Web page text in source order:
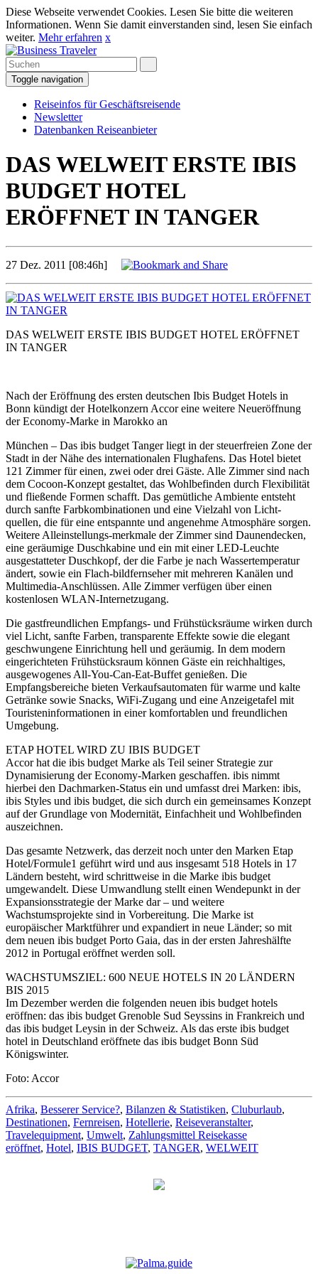
Diese Webseite verwendet Cookies. Lesen Sie bitte die weiteren
Informationen. Wenn Sie damit einverstanden sind, lesen Sie einfach
weiter. Mehr erfahren x
Toggle navigation
Reiseinfos für Geschäftsreisende
Newsletter
Datenbanken Reiseanbieter
DAS WELWEIT ERSTE IBIS
BUDGET HOTEL
ERÖFFNET IN TANGER
27 Dez. 2011 [08:46h]
DAS WELWEIT ERSTE IBIS BUDGET HOTEL ERÖFFNET
IN TANGER
Nach der Eröffnung des ersten deutschen Ibis Budget Hotels in
Bonn kündigt der Hotelkonzern Accor eine weitere Neueröffnung
der Economy-Marke in Marokko an
München – Das ibis budget Tanger liegt in der steuerfreien Zone der
Stadt in der Nähe des internationalen Flughafens. Das Hotel bietet
121 Zimmer für einen, zwei oder drei Gäste. Alle Zimmer sind nach
dem Cocoon-Konzept gestaltet, das Wohlbefinden durch Flexibilität
und fließende Formen schafft. Das gemütliche Ambiente entsteht
durch sanfte Farbkombinationen und eine Vielzahl von Licht-
quellen, die für eine entspannte und angenehme Atmosphäre sorgen.
Weitere Alleinstellungs-merkmale der Zimmer sind Daunendecken,
eine geräumige Duschkabine und ein mit einer LED-Leuchte
ausgestatteter Duschkopf, der die Farbe je nach Wassertemperatur
ändert, sowie ein Flach-bildfernseher mit mehreren Kanälen und
Multimedia-Anschlüssen. Alle Zimmer verfügen über einen
kostenlosen WLAN-Internetzugang.
Die gastfreundlichen Empfangs- und Frühstücksräume wirken durch
viel Licht, sanfte Farben, transparente Effekte sowie die elegant
geschwungene Einrichtung hell und geräumig. In dem modern
eingerichteten Frühstücksraum können Gäste ein reichhaltiges,
ausgewogenes All-You-Can-Eat-Buffet genießen. Die
Empfangsbereiche bieten Verkaufsautomaten für warme und kalte
Getränke sowie Snacks, WiFi-Zugang und eine Anzeigetafel mit
Touristeninformationen in einer komfortablen und freundlichen
Umgebung.
ETAP HOTEL WIRD ZU IBIS BUDGET
Accor hat die ibis budget Marke als Teil seiner Strategie zur
Dynamisierung der Economy-Marken geschaffen. ibis nimmt
hierbei den Dachmarken-Status ein und umfasst drei Marken: ibis,
ibis Styles und ibis budget, die sich durch ein gemeinsames Konzept
auf der Grundlage von Modernität, Einfachheit und Wohlbefinden
auszeichnen.
Das gesamte Netzwerk, das derzeit noch unter den Marken Etap
Hotel/Formule1 geführt wird und aus insgesamt 518 Hotels in 17
Ländern besteht, wird schrittweise in die Marke ibis budget
umgewandelt. Diese Umwandlung stellt einen Wendepunkt in der
Expansionsstrategie der Marke dar – und weitere
Wachstumsprojekte sind in Vorbereitung. Die Marke ist
europäischer Marktführer und expandiert in neue Länder; so mit
dem neuen ibis budget Porto Gaia, das in der ersten Jahreshälfte
2012 in Portugal eröffnet werden soll.
WACHSTUMSZIEL: 600 NEUE HOTELS IN 20 LÄNDERN
BIS 2015
Im Dezember werden die folgenden neuen ibis budget hotels
eröffnen: das ibis budget Grenoble Sud Seyssins in Frankreich und
das ibis budget Leysin in der Schweiz. Als das erste ibis budget
hotel in Deutschland eröffnete das ibis budget Bonn Süd
Königswinter.
Foto: Accor
Afrika, Besserer Service?, Bilanzen & Statistiken, Cluburlaub,
Destinationen, Fernreisen, Hotellerie, Reiseveranstalter,
Travelequipment, Umwelt, Zahlungsmittel Reisekasse
eröffnet, Hotel, IBIS BUDGET, TANGER, WELWEIT